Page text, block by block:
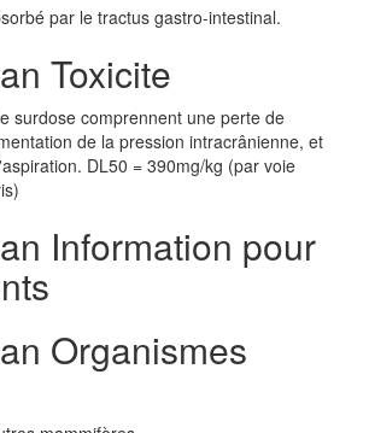
par le tractus gastro-intestinal.
Toxicite
surdose comprennent une perte de
de la pression intracrânienne, et
DL50 = 390mg/kg (par voie
Information pour
Organismes